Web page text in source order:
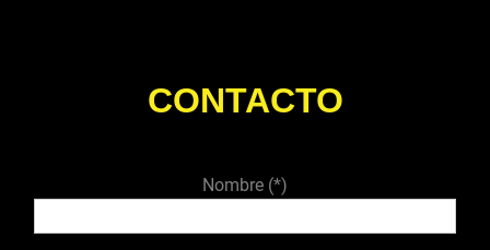
CONTACTO
Nombre (*)